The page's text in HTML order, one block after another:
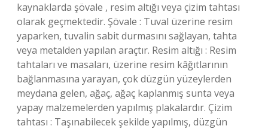
kaynaklarda şövale , resim altığı veya çizim tahtası
olarak geçmektedir. Şövale : Tuval üzerine resim
yaparken, tuvalin sabit durmasını sağlayan, tahta
veya metalden yapılan araçtır. Resim altığı : Resim
tahtaları ve masaları, üzerine resim kâğıtlarının
bağlanmasına yarayan, çok düzgün yüzeylerden
meydana gelen, ağaç, ağaç kaplanmış sunta veya
yapay malzemelerden yapılmış plakalardır. Çizim
tahtası : Taşınabilecek şekilde yapılmış, düzgün